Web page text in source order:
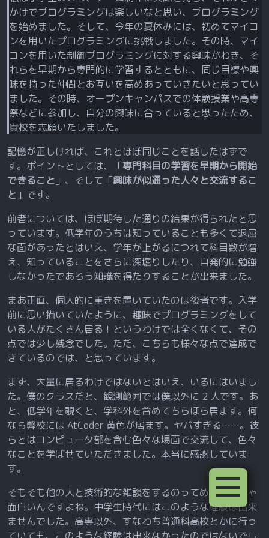
かけでプログラミングは楽しいなと思い、プログラミング
を始めました。そして、今年の夏休みには、初めてマイコ
ンを用いたプログラミングに挑戦しました。その時、マイ
コンを用いた制御プログラミングに対する興味がわき、そ
れらを早期から専門的に学習するとともに、同じ目標や興
味を持った仲間とお互いを高めあっていきたいと思ってい
ました。その時、オープンキャンパスでの体験授業や高専
祭などに参加し、自分の興味に合っていると思ったため、
貴校を志願いたしました。
記憶が正しければ、これとほぼ同じことを話したはずで
す。ポイントとしては、「専門科目の学習を早期から開始
できること 」、そして「興味が似通った人々と交流するこ
と 」です。
前者については、ほぼ期待した通りの結果が得られたと思
っています。低学年のうちは知っていることも多くて退屈
な面があったとはいえ、学年が上がるにつれて科目数が増
え、知っていることをさらに深堀りしたり、自発的に勉強
しなかったであろう知識を得たりすることが出来ました。
まあ正直、個人的に重きを置いていたのは後者です。入学
前に思い描いていたように、趣味でプログラミングをして
いる人がたくさん居る！というわけでは全くなくて、その
点では少し残念でした。ただ、こちらも様々な点で達成で
きているのでは、と思っています。
まず、大量に居るわけではないとはいえ、いるにはいまし
た。僕のクラスだと、観測範囲では僕以外に 2 人です。あ
と、低学年を覗くと、学科外を含めてちらほら居ます。何
なら弊校には AtCoder 黄色が居ます。ヤバすぎる……。彼
らとはコンピュータ部を含む色々な場面で交流して、色々
なことを学ばせていただきました。本当に感謝していま
す。
そもそも他の人と技術的な雑談をするのってめちゃくちゃ
面白いんですよね。中学生時代にはこのような経験は出来
ませんでした。高専以外、すなわち普通科高校とかに行っ